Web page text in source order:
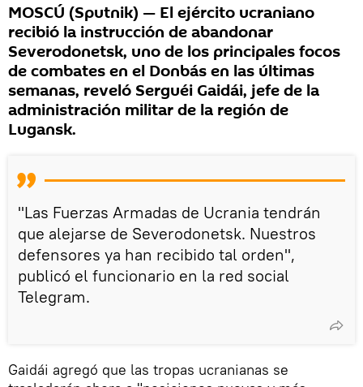
MOSCÚ (Sputnik) — El ejército ucraniano
recibió la instrucción de abandonar
Severodonetsk, uno de los principales focos
de combates en el Donbás en las últimas
semanas, reveló Serguéi Gaidái, jefe de la
administración militar de la región de
Lugansk.
"Las Fuerzas Armadas de Ucrania tendrán
que alejarse de Severodonetsk. Nuestros
defensores ya han recibido tal orden",
publicó el funcionario en la red social
Telegram.
Gaidái agregó que las tropas ucranianas se